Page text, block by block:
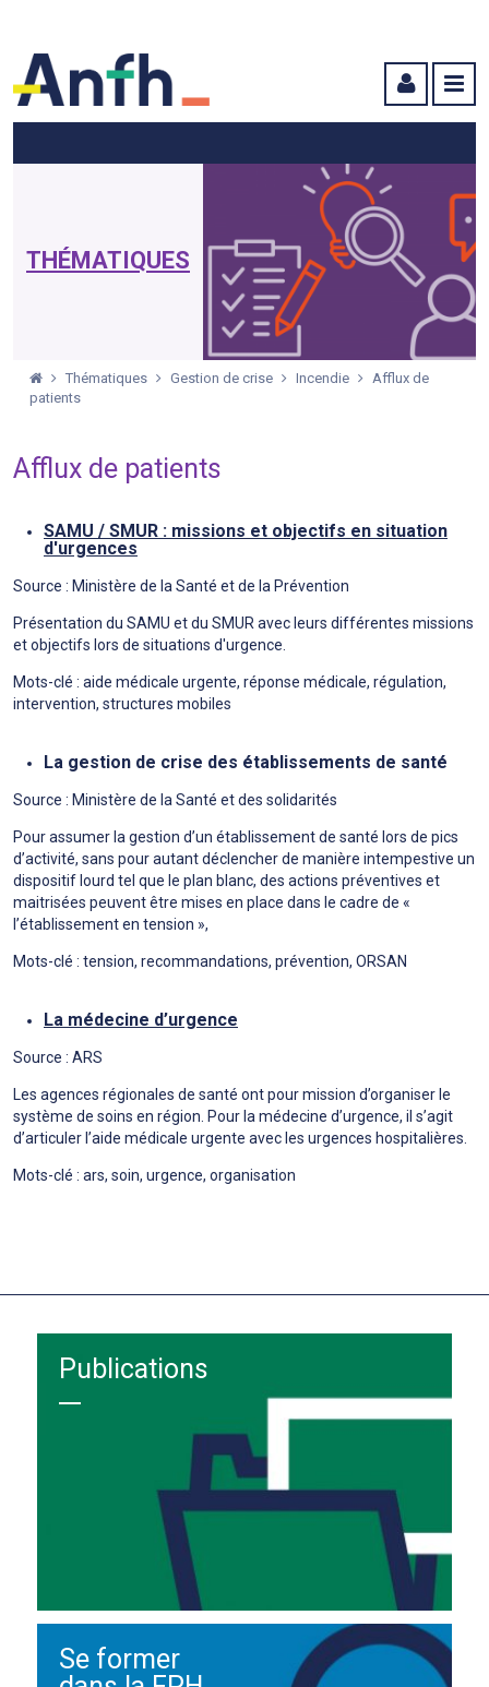
THÉMATIQUES
Thématiques Gestion de crise Incendie
Afflux de
patients
Afflux de patients
SAMU / SMUR : missions et objectifs en situation
d'urgences
Source : Ministère de la Santé et de la Prévention
Présentation du SAMU et du SMUR avec leurs différentes missions
et objectifs lors de situations d'urgence.
Mots-clé : aide médicale urgente, réponse médicale, régulation,
intervention, structures mobiles
La gestion de crise des établissements de santé
Source : Ministère de la Santé et des solidarités
Pour assumer la gestion d’un établissement de santé lors de pics
d’activité, sans pour autant déclencher de manière intempestive un
dispositif lourd tel que le plan blanc, des actions préventives et
maitrisées peuvent être mises en place dans le cadre de «
l’établissement en tension »,
Mots-clé : tension, recommandations, prévention, ORSAN
La médecine d’urgence
Source : ARS
Les agences régionales de santé ont pour mission d’organiser le
système de soins en région. Pour la médecine d’urgence, il s’agit
d’articuler l’aide médicale urgente avec les urgences hospitalières.
Mots-clé : ars, soin, urgence, organisation
Publications
Se former